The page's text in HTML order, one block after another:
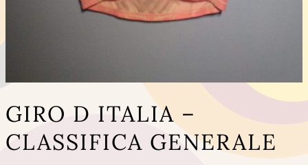
GIRO D ITALIA –
CLASSIFICA GENERALE